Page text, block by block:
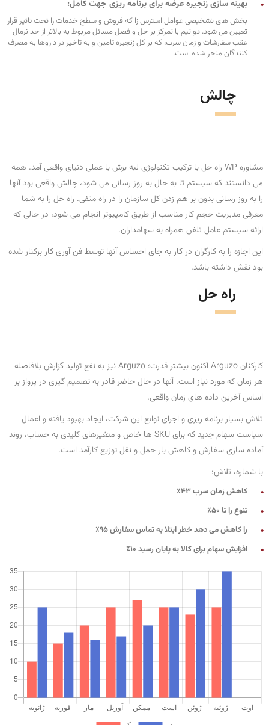
بهینه سازی زنجیره عرضه برای برنامه ریزی جهت کامل:
بخش های تشخیصی عوامل استرس زا که فروش و سطح خدمات را تحت تاثیر قرار
تعیین می شود. دو تیم با تمرکز بر حل و فصل مسائل مربوط به بالاتر از حد نرمال
عقب سفارشات و زمان سرب، که بر کل زنجیره تامین و به تاخیر در داروها به مصرف
کنندگان منجر شده است.
چالش
مشاوره WP راه حل با ترکیب تکنولوژی لبه برش با عملی دنیای واقعی آمد. همه
می دانستند که سیستم تا به حال به روز رسانی می شود، چالش واقعی بود آنها
را به روز رسانی بدون بر هم زدن کل سازمان را در راه منفی. راه حل را به شما
معرفی مدیریت حجم کار مناسب از طریق کامپیوتر انجام می شود، در حالی که
ارائه سیستم عامل تلفن همراه به سهامداران.
این اجازه را به کارگران در کار به جای احساس آنها توسط فن آوری کار برکنار شده
بود نقش داشته باشد.
راه حل
کارکنان Arguzo اکنون بیشتر قدرت؛ Arguzo نیز به نفع تولید گزارش بلافاصله
هر زمان که مورد نیاز است. آنها در حال حاضر قادر به تصمیم گیری در پرواز بر
اساس آخرین داده های زمان واقعی.
تلاش بسیار برنامه ریزی و اجرای توابع این شرکت، ایجاد بهبود یافته و اعمال
سیاست سهام جدید که برای SKU ها خاص و متغیرهای کلیدی به حساب، روند
آماده سازی سفارش و کاهش بار حمل و نقل توزیع کارآمد است.
با شماره، تلاش:
کاهش زمان سرب 43٪
تنوع را تا 50٪
را کاهش می دهد خطر ابتلا به تماس سفارش 95٪
افزایش سهام برای کالا به پایان رسید 10٪